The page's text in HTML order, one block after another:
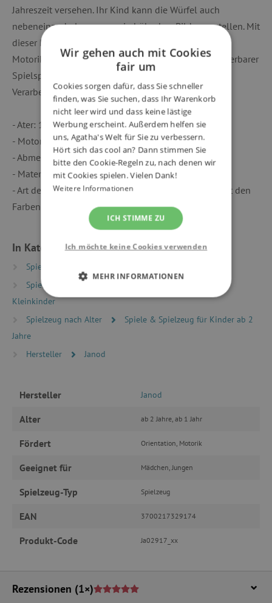
Jahreszeit versehen. Ihr Kind kann die Würfel auch
nebeneinanderlegen, um ein hübsches Bild zu erstellen. Mit
dieser Pyramide kann es auf spielerische Weise seine
Motorik und Vorstellungskraft entwickeln! Ein wunderbarer
Spielspaß mit tollem Design und hochwertiger
Verarbeitung.
- Ater: 1 - 3 Jahre
- Motorik und Tastsinn
- Abmessungen: 13,5 x 13,5 x 87 cm
- Material(ien): Pappe
- Art der Schachtel: Hübsche illustrierte Schachtel mit den
Farben des Themas
In Kategorien eingeteilt
Spielzeug nach Typ
Spielzeug nach Alter
Kleinkinder
Spielzeug nach Alter
Spiele & Spielzeug für Kinder ab 2
Jahre
Hersteller
Janod
Hersteller Janod
Alter ab 2 Jahre, ab 1 Jahr
Fördert Orientation, Motorik
Geeignet für Mädchen, Jungen
Spielzeug-Typ Spielzeug
EAN 3700217329174
Produkt-Code Ja02917_xx
Rezensionen (1×)
Wir gehen auch mit Cookies
fair um
Cookies sorgen dafür, dass Sie schneller
finden, was Sie suchen, dass Ihr Warenkorb
nicht leer wird und dass keine lästige
Werbung erscheint. Außerdem helfen sie
uns, Agatha's Welt für Sie zu verbessern.
Hört sich das cool an? Dann stimmen Sie
bitte den Cookie-Regeln zu, nach denen wir
mit Cookies spielen. Vielen Dank!
Weitere Informationen
ICH STIMME ZU
Ich möchte keine Cookies verwenden
MEHR INFORMATIONEN
UNBEDINGT ERFORDERLICH
TARGETING
Unbedingt erforderlich
Performance
wesentliche Kernfunktionen der Website wie die
Ohne die unbedingt erforderlichen Cookies
featureFlagIdentifier
www.agathaswelt.de
PHPSESSID